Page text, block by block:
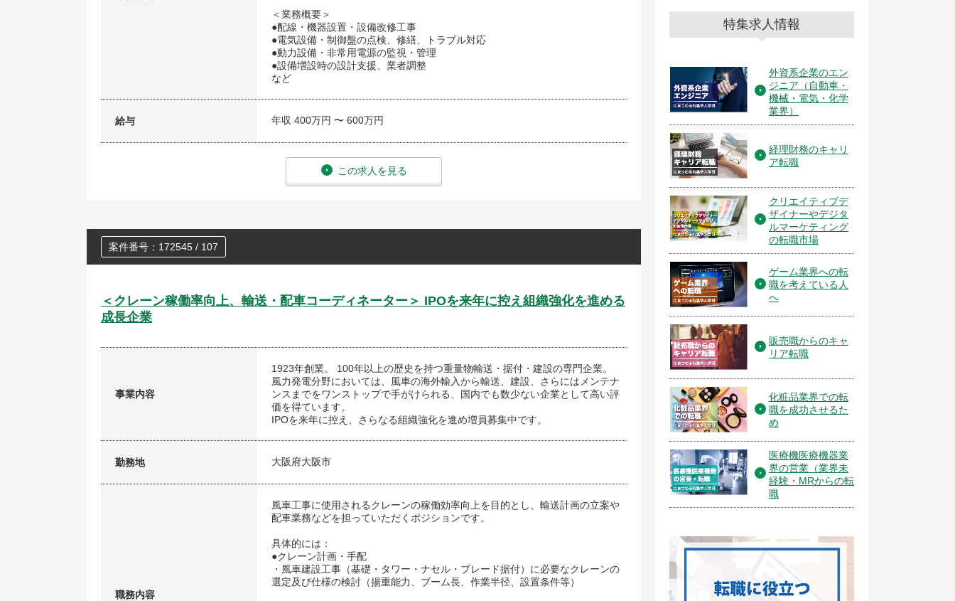
＜業務概要＞
●配線・機器設置・設備改修工事
●電気設備・制御盤の点検、修繕、トラブル対応
●動力設備・非常用電源の監視・管理
●設備増設時の設計支援、業者調整
など
給与 年収 400万円 〜 600万円
この求人を見る
案件番号：172545 / 107
＜クレーン稼働率向上、輸送・配車コーディネーター＞ IPOを来年に控え組織強化を進める
成長企業
事業内容
1923年創業。 100年以上の歴史を持つ重量物輸送・据付・建設の専門企業。
風力発電分野においては、風車の海外輸入から輸送、建設、さらにはメンテナ
ンスまでをワンストップで手がけられる、国内でも数少ない企業として高い評
価を得ています。
IPOを来年に控え、さらなる組織強化を進め増員募集中です。
勤務地 大阪府大阪市
職務内容
風車工事に使用されるクレーンの稼働効率向上を目的とし、輸送計画の立案や
配車業務などを担っていただくポジションです。
具体的には：
●クレーン計画・手配
・風車建設工事（基礎・タワー・ナセル・ブレード据付）に必要なクレーンの
選定及び仕様の検討（揚重能力、ブーム長、作業半径、設置条件等）
特集求人情報
外資系企業のエン
ジニア（自動車・
機械・電気・化学
業界）
経理財務のキャリ
ア転職
クリエイティブデ
ザイナーやデジタ
ルマーケティング
の転職市場
ゲーム業界への転
職を考えている人
へ
販売職からのキャ
リア転職
化粧品業界での転
職を成功させるた
め
医療機医療機器業
界の営業（業界未
経験・MRからの転
職